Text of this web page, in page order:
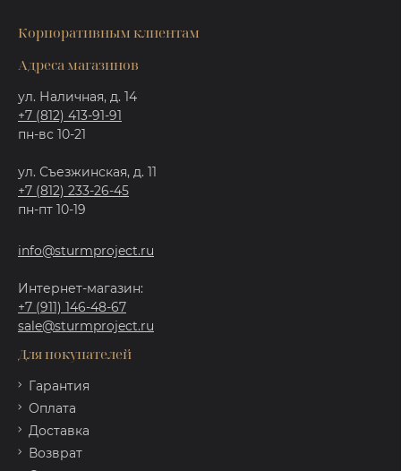
Корпоративным клиентам
Адреса магазинов
ул. Наличная, д. 14
+7 (812) 413-91-91
пн-вс 10-21
ул. Съезжинская, д. 11
+7 (812) 233-26-45
пн-пт 10-19
info@sturmproject.ru
Интернет-магазин:
+7 (911) 146-48-67
sale@sturmproject.ru
Для покупателей
Гарантия
Оплата
Доставка
Возврат